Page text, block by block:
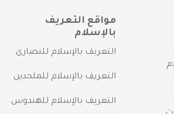
مواقع التعريف
بالإسلام
التعريف بالإسلام للنصارى
التعريف بالإسلام للملحدين
التعريف بالإسلام للهندوس